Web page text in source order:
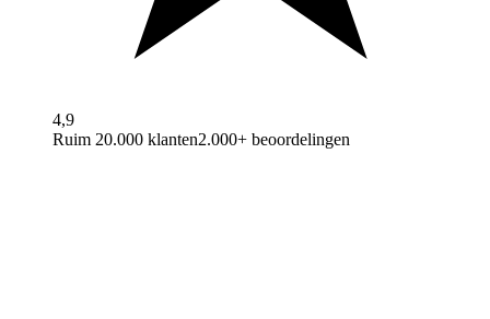
4,9
Ruim 20.000 klanten2.000+ beoordelingen